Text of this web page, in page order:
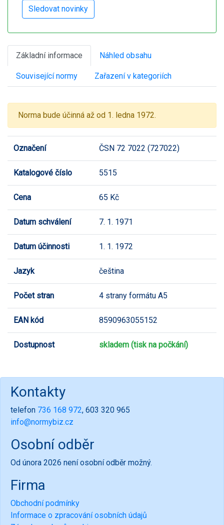
Základní informace Náhled obsahu
Související normy Zařazení v kategoriích
Norma bude účinná až od 1. ledna 1972.
Označení ČSN 72 7022 (727022)
Katalogové číslo 5515
Cena 65 Kč
Datum schválení 7. 1. 1971
Datum účinnosti 1. 1. 1972
Jazyk čeština
Počet stran 4 strany formátu A5
EAN kód 8590963055152
Dostupnost skladem (tisk na počkání)
Kontakty
telefon 736 168 972, 603 320 965
info@normybiz.cz
Osobní odběr
Od února 2026 není osobní odběr možný.
Firma
Obchodní podmínky
Informace o zpracování osobních údajů